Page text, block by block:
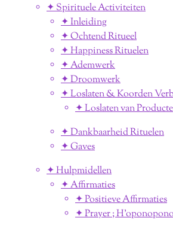
✦ Spirituele Activiteiten
✦ Inleiding
✦ Ochtend Ritueel
✦ Happiness Rituelen
✦ Ademwerk
✦ Droomwerk
✦ Loslaten & Koorden
✦ Loslaten van
✦ Dankbaarheid Rituelen
✦ Gaves
✦ Hulpmidellen
✦ Affirmaties
✦ Positieve Affirmaties
✦ Prayer ;